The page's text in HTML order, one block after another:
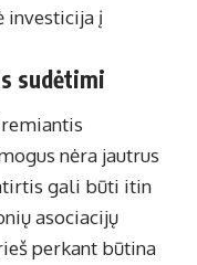
investicija į
sudėtimi
nėra jautrus
gali būti itin
asociacijų
perkant būtina